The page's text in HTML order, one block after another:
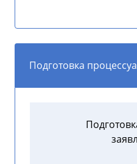
Подготовка